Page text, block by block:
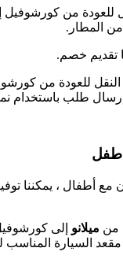
للعودة من كورشوفيل
المطار.
تقديم خصم.
للعودة من
طلب باستخدام
طفل
مع أطفال ، يمكننا
من ميلانو إلى
السيارة المناسب